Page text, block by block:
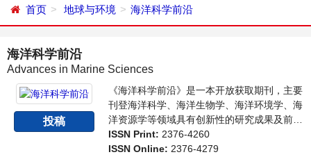
首页 地球与环境 海洋科学前沿
海洋科学前沿
Advances in Marine Sciences
投稿
《海洋科学前沿》是一本开放获取期刊，主要
刊登海洋科学、海洋生物学、海洋环境学、海
洋资源学等领域具有创新性的研究成果及前沿
报道，旨在给世界范围内的科学家、学者、科
研人员提供一个传播、分享和讨论海洋科学领
ISSN Print: 2376-4260
ISSN Online: 2376-4279